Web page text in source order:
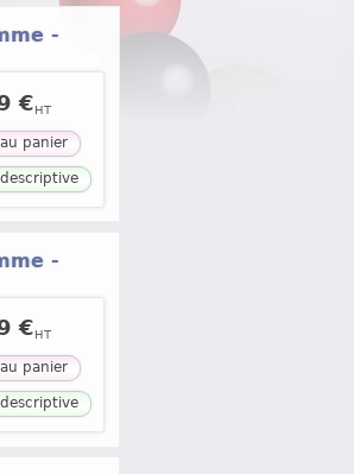
-
€HT
panier
-
€ HT
panier